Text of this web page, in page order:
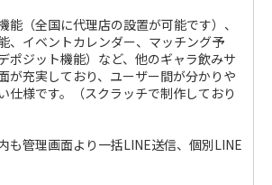
能（全国に代理店の設置が可能です）、
、イベントカレンダー、マッチング予
ポジット機能）など、他のギャラ飲みサ
が充実しており、ユーザー間が分かりや
仕様です。（スクラッチで制作しており
も管理画面より一括LINE送信、個別LINE